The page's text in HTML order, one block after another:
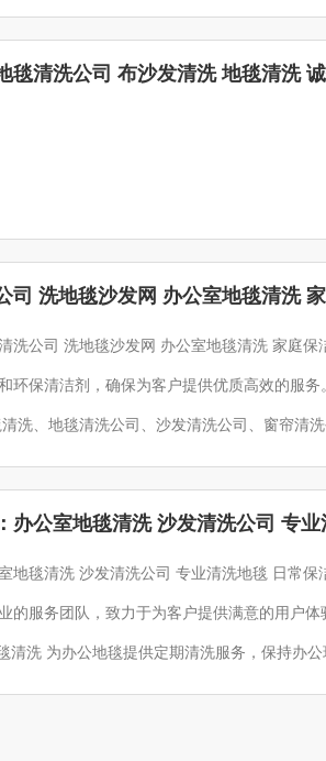
毯清洗公司 布沙发清洗 地毯清洗
司 洗地毯沙发网 办公室地毯清洗
洗公司 洗地毯沙发网 办公室地毯清洗 家庭
环保清洁剂，确保为客户提供优质高效的服
洗、地毯清洗公司、沙发清洗公司、窗帘清
区地毯清洗、地毯清洗、地毯清洗、地毯清
办公室地毯清洗 沙发清洗公司 专
地毯清洗 沙发清洗公司 专业清洗地毯 日常
的服务团队，致力于为客户提供满意的用户
清洗 为办公地毯提供定期清洗服务，保持办
司、沙发清洗公司、窗帘清洗公司、地毯清
毯清洗、地毯清洗、地毯清洗、米东地毯清洗